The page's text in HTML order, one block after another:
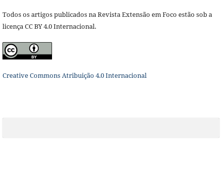
Todos os artigos publicados na Revista Extensão em Foco estão sob a
licença CC BY 4.0 Internacional.
Creative Commons Atribuição 4.0 Internacional